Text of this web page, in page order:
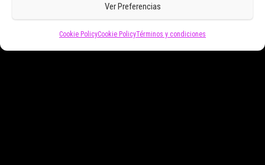
Ver Preferencias
Cookie PolicyCookie PolicyTérminos y condiciones
Funciona gracias aWordPress |Tema:Envo Magazine